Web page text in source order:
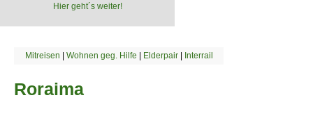
Hier geht´s weiter!
Mitreisen | Wohnen geg. Hilfe | Elderpair| Interrail
Roraima